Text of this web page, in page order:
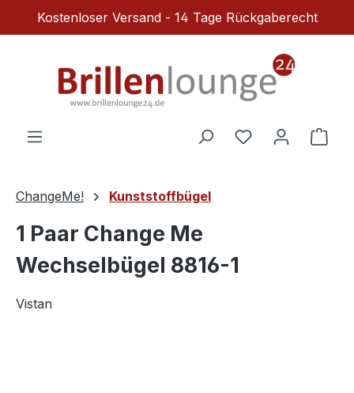
Zum Hauptinhalt springen
Kostenloser Versand - 14 Tage Rückgaberecht
Du hast 0
ChangeMe! Kunststoffbügel
1 Paar Change Me
Wechselbügel 8816-1
Vistan